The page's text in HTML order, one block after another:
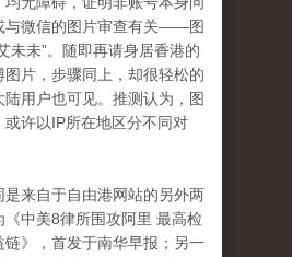
与微信的图片审查有关——图
未未”。随即再请身居香港的
图片，步骤同上，却很轻松的
用户也可见。推测认为，图
或许以IP所在地区分不同对
是来自于自由港网站的另外两
中美8律所围攻阿里 最高检
链》，首发于南华早报；另一